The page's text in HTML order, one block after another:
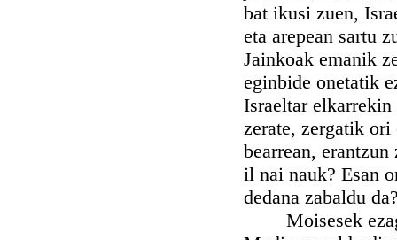
bat ikusi zuen,
eta arepean sartu
Jainkoak emanik
eginbide onetatik
Israeltar elkarrekin
zerate, zergatik
bearrean,
il nai nauk? Esan
dedana zabaldu
Moisesek